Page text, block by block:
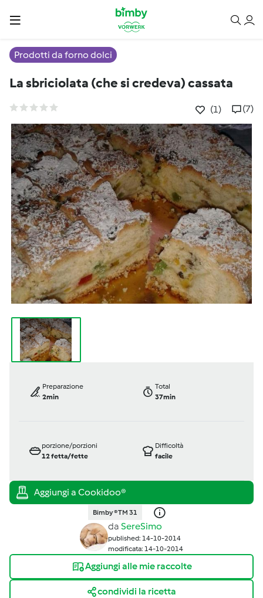
Prodotti da forno dolci
La sbriciolata (che si credeva) cassata
(1) (7)
Preparazione
2min
Total
37min
porzione/porzioni
12fetta/fette
Difficoltà
facile
Bimby ® TM 31
da SereSimo
published: 14-10-2014
modificata: 14-10-2014
Aggiungi alle mie raccolte
condividi la ricetta